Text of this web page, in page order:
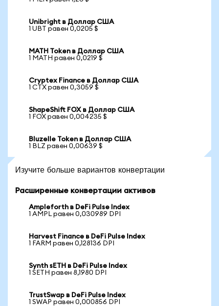
Unibright в Доллар США
1 UBT равен 0,0205 $
MATH Token в Доллар США
1 MATH равен 0,0219 $
Cryptex Finance в Доллар США
1 CTX равен 0,3059 $
ShapeShift FOX в Доллар США
1 FOX равен 0,004235 $
Bluzelle Token в Доллар США
1 BLZ равен 0,00639 $
Изучите больше вариантов конвертации
Расширенные конвертации активов
Ampleforth в DeFi Pulse Index
1 AMPL равен 0,030989 DPI
Harvest Finance в DeFi Pulse Index
1 FARM равен 0,128136 DPI
Synth sETH в DeFi Pulse Index
1 SETH равен 8,1980 DPI
TrustSwap в DeFi Pulse Index
1 SWAP равен 0,000856 DPI